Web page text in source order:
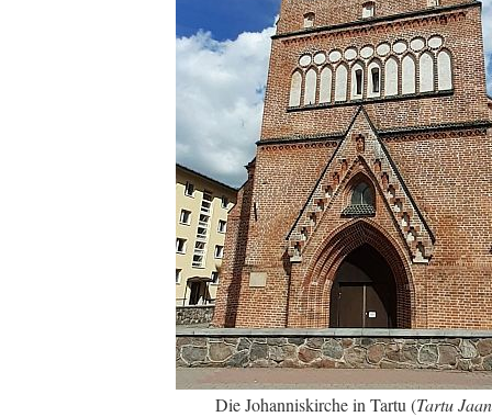
Die Johanniskirche in Tartu (Tartu